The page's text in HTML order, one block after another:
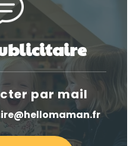
par mail